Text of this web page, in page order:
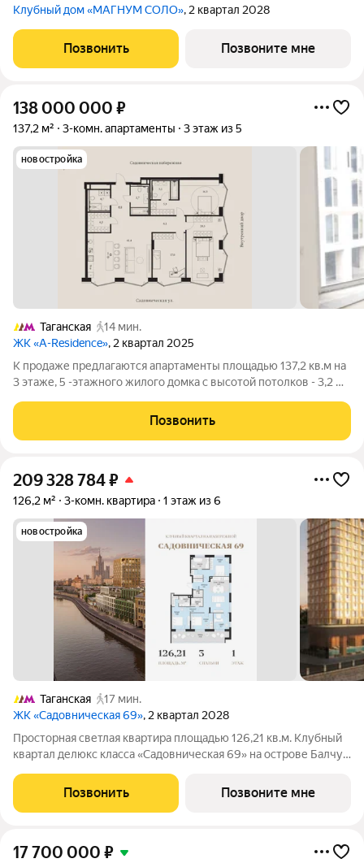
Клубный дом «МАГНУМ СОЛО», 2 квартал 2028
Позвонить Позвоните мне
138 000 000 ₽
137,2 м² 3-комн. апартаменты 3 этаж из 5
новостройка
Таганская
14 мин.
ЖК «A-Residence», 2 квартал 2025
К продаже предлагаются апартаменты площадью 137,2 кв.м на
3 этаже, 5 -этажного жилого домка с высотой потолков - 3,2 м,
Замоскворечье). Собственник: юр. лицо. Жилой комплекс A.
Позвонить
209 328 784₽
126,2 м² 3-комн. квартира 1 этаж из 6
новостройка
Таганская
17 мин.
ЖК «Садовническая 69», 2 квартал 2028
Просторная светлая квартира площадью 126,21 кв.м. Клубный
квартал делюкс класса «Садовническая 69» на острове Балчуг
Садовнической набережной, золотой остров Балчуг. Тишина и
уединённость сочетаются с
Позвонить Позвоните мне
17 700 000 ₽